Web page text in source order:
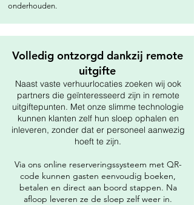
onderhouden.
Volledig ontzorgd dankzij remote
uitgifte
Naast vaste verhuurlocaties zoeken wij ook
partners die geïnteresseerd zijn in remote
uitgiftepunten. Met onze slimme technologie
kunnen klanten zelf hun sloep ophalen en
inleveren, zonder dat er personeel aanwezig
hoeft te zijn.
Via ons online reserveringssysteem met QR-
code kunnen gasten eenvoudig boeken,
betalen en direct aan boord stappen. Na
afloop leveren ze de sloep zelf weer in.